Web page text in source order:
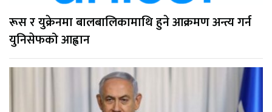
रूस र युक्रेनमा बालबालिकामाथि हुने आक्रमण अन्त्य गर्न
युनिसेफको आह्वान